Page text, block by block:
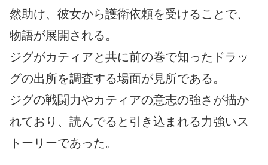
然助け、彼女から護衛依頼を受けることで、
物語が展開される。
ジグがカティアと共に前の巻で知ったドラッ
グの出所を調査する場面が見所である。
ジグの戦闘力やカティアの意志の強さが描か
れており、読んでると引き込まれる力強いス
トーリーであった。